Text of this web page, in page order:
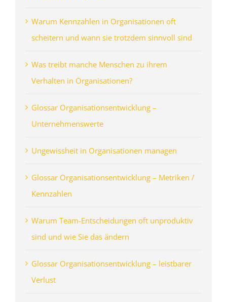
Warum Kennzahlen in Organisationen oft
scheitern und wann sie trotzdem sinnvoll sind
Was treibt manche Menschen zu ihrem
Verhalten in Organisationen?
Glossar Organisationsentwicklung –
Unternehmenswerte
Ungewissheit in Organisationen managen
Glossar Organisationsentwicklung – Metriken /
Kennzahlen
Warum Team-Entscheidungen oft unproduktiv
sind und wie Sie das ändern
Glossar Organisationsentwicklung – leistbarer
Verlust